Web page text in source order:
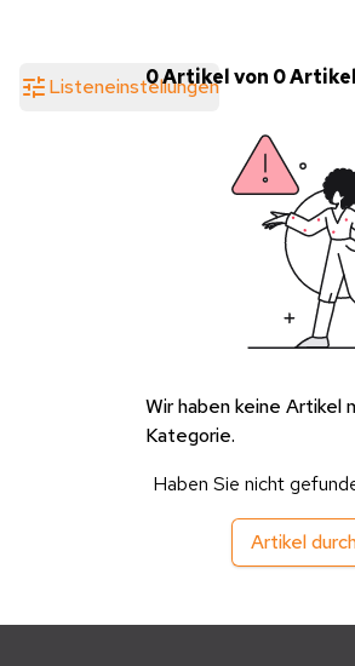
Listeneinstellungen
0 Artikel von 0
Wir haben keine Artikel
Kategorie.
Haben Sie nicht
Artikel